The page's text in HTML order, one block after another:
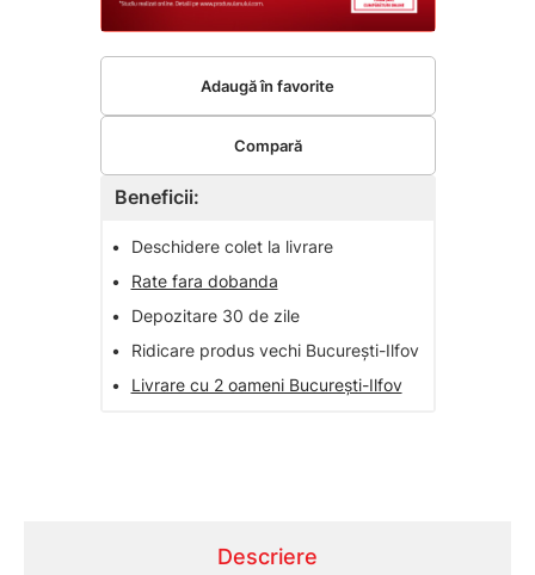
Beneficii:
•
Deschidere colet la livrare
•
Rate fara dobanda
•
Depozitare 30 de zile
•
Ridicare produs vechi București-Ilfov
•
Livrare cu 2 oameni București-Ilfov
Adaugă în favorite
Compară
Descriere